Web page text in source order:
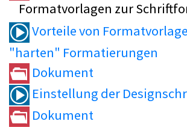
Formatvorlagen zur
Vorteile von
"harten" Formatierungen
Dokument
Einstellung der
Dokument